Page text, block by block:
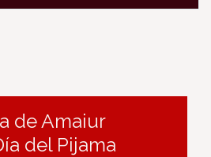
de Amaiur
del Pijama